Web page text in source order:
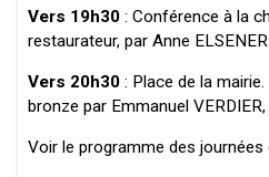
Vers 19h30: Conférence à la
restaurateur, par Anne ELSENER.
Vers 20h30: Place de la
bronze par Emmanuel
Voir le programme des